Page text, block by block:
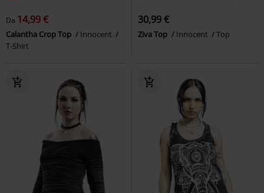
Da 14,99 €
Calantha Crop Top
Innocent
T-Shirt
30,99 €
Ziva Top Innocent Top